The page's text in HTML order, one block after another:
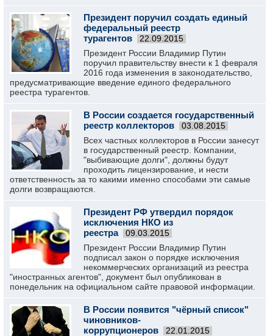
Президент поручил создать единый
федеральный реестр
турагентов
22.09.2015
Президент России Владимир Путин
поручил правительству внести к 1 февраля
2016 года изменения в законодательство,
предусматривающие введение единого федерального
реестра турагентов.
В России создается государственный
реестр коллекторов
03.08.2015
Всех частных коллекторов в России занесут
в государственный реестр. Компании,
"выбивающие долги", должны будут
проходить лицензирование, и нести
ответственность за то какими именно способами эти самые
долги возвращаются.
Президент РФ утвердил порядок
исключения НКО из
реестра
09.03.2015
Президент России Владимир Путин
подписал закон о порядке исключения
некоммерческих организаций из реестра
"иностранных агентов", документ был опубликован в
понедельник на официальном сайте правовой информации.
В России появится "чёрный список"
чиновников-
коррупционеров
22.01.2015